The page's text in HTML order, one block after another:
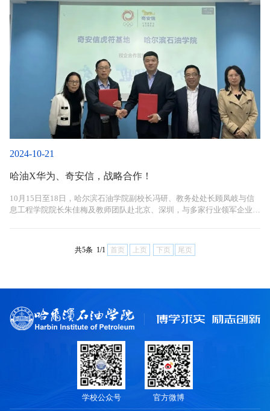
2024-10-21
哈油X华为、奇安信，战略合作！
10月15日至18日，哈尔滨石油学院副校长冯研、教务处处长顾凤岐与信
息工程学院院长朱佳梅及教师团队赴北京、深圳，与多家行业领军企业开
共5条 1/1 首页 上页 下页 尾页
学校公众号 官方微博